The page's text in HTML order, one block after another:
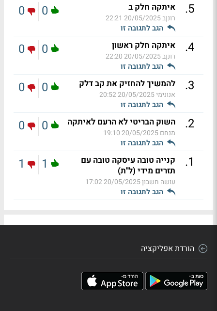
5
. איתקה חלק ב
רונןב20/05/2025 22:21
הגב לתגובה זו
0
0
4
. איתקה חלק ראשון
רונןב20/05/2025 22:20
הגב לתגובה זו
0
0
3
. להמשיך להחזיק את קב דלק
אנונימי20/05/2025 20:52
הגב לתגובה זו
0
0
2
. השוק הבריטי לא הרעם לאיתקה
מנחם20/05/2025 19:10
הגב לתגובה זו
0
0
1
.
קנייה טובה עיסקה טובה עם
תזרים מידי (ל"ת)
עושה חשבון20/05/2025 17:02
הגב לתגובה זו
1
1
הורדת אפליקציה